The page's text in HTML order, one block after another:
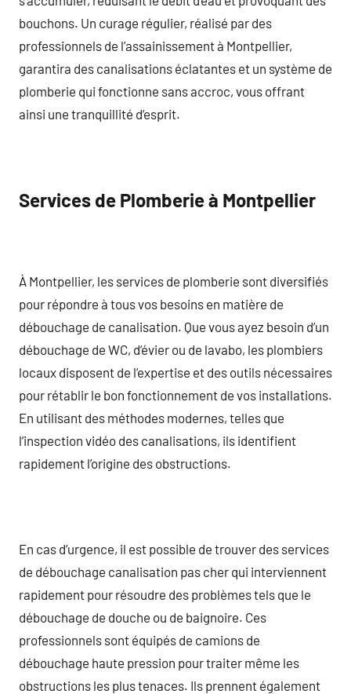
bouchons. Un curage régulier, réalisé par des
professionnels de l’assainissement à Montpellier,
garantira des canalisations éclatantes et un système de
plomberie qui fonctionne sans accroc, vous offrant
ainsi une tranquillité d’esprit.
Services de Plomberie à Montpellier
À Montpellier, les services de plomberie sont diversifiés
pour répondre à tous vos besoins en matière de
débouchage de canalisation. Que vous ayez besoin d’un
débouchage de WC, d’évier ou de lavabo, les plombiers
locaux disposent de l’expertise et des outils nécessaires
pour rétablir le bon fonctionnement de vos installations.
En utilisant des méthodes modernes, telles que
l’inspection vidéo des canalisations, ils identifient
rapidement l’origine des obstructions.
En cas d’urgence, il est possible de trouver des services
de débouchage canalisation pas cher qui interviennent
rapidement pour résoudre des problèmes tels que le
débouchage de douche ou de baignoire. Ces
professionnels sont équipés de camions de
débouchage haute pression pour traiter même les
obstructions les plus tenaces. Ils prennent également